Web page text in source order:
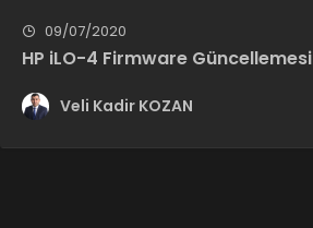
09/07/2020
HP iLO-4 Firmware Güncellemesi
Veli Kadir KOZAN